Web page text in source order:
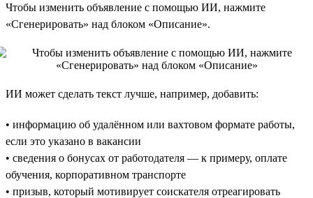
Чтобы изменить объявление с помощью ИИ, нажмите
«Сгенерировать» над блоком «Описание».
ИИ может сделать текст лучше, например, добавить:
• информацию об удалённом или вахтовом формате работы,
если это указано в вакансии
• сведения о бонусах от работодателя — к примеру, оплате
обучения, корпоративном транспорте
• призыв, который мотивирует соискателя отреагировать